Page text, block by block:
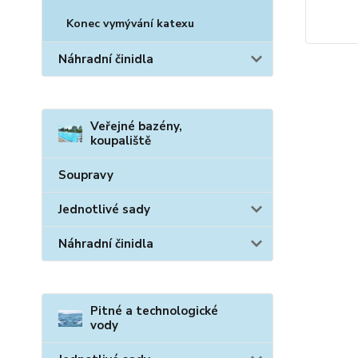
Konec vymývání katexu
Náhradní činidla
Veřejné bazény,
koupaliště
Soupravy
Jednotlivé sady
Náhradní činidla
Pitné a technologické
vody